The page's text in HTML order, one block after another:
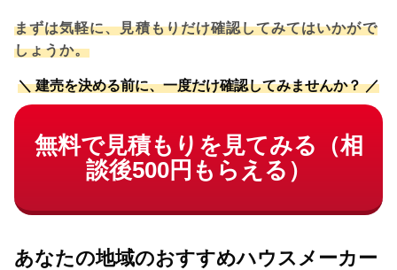
まずは気軽に、見積もりだけ確認してみてはいかがで
しょうか。
＼ 建売を決める前に、一度だけ確認してみませんか？ ／
無料で見積もりを見てみる（相
談後500円もらえる）
あなたの地域のおすすめハウスメーカー